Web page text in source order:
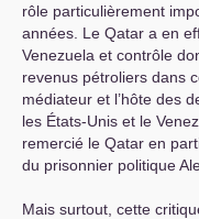
rôle particulièrement
années. Le Qatar a en
Venezuela et contrôle
revenus pétroliers dans
médiateur et l’hôte des
les États-Unis et le
remercié le Qatar en
du prisonnier politique
Mais surtout, cette